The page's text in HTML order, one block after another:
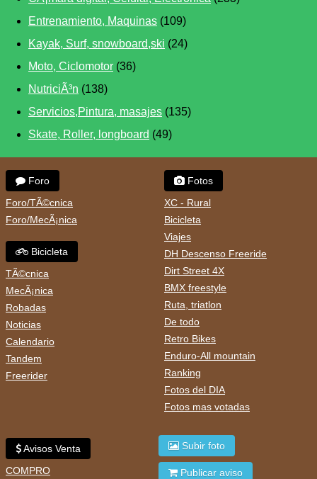
Entrenamiento, Maquinas (109)
Kayak, Surf, snowboard,ski (24)
Moto, Ciclomotor (36)
NutriciÃ³n (138)
Servicios,Pintura, masajes (135)
Skate, Roller, longboard (49)
Foro
Foro/TÃ©cnica
Foro/MecÃ¡nica
Bicicleta
TÃ©cnica
MecÃ¡nica
Robadas
Noticias
Calendario
Tandem
Freerider
Fotos
XC - Rural
Bicicleta
Viajes
DH Descenso Freeride
Dirt Street 4X
BMX freestyle
Ruta, triatlon
De todo
Retro Bikes
Enduro-All mountain
Ranking
Fotos del DIA
Fotos mas votadas
Avisos Venta
COMPRO
Subir foto
Publicar aviso